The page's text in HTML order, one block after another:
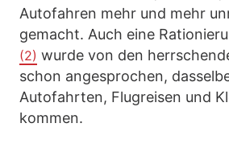
Autofahren mehr und mehr
gemacht. Auch eine
(2) wurde von den
schon angesprochen,
Autofahrten, Flugreisen und
kommen.